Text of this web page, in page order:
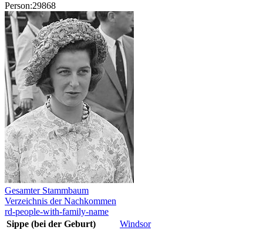
Person:29868
Gesamter Stammbaum
Verzeichnis der Nachkommen
rd-people-with-family-name
Sippe (bei der Geburt)
Windsor